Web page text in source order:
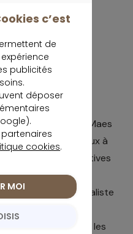
élections
dernier, Gauthier Maes
changements fiscaux à
élections législatives
avocat fiscaliste
le point sur les
à attendre après les
c’est
de
publicités
déposer
cookies.
MOI